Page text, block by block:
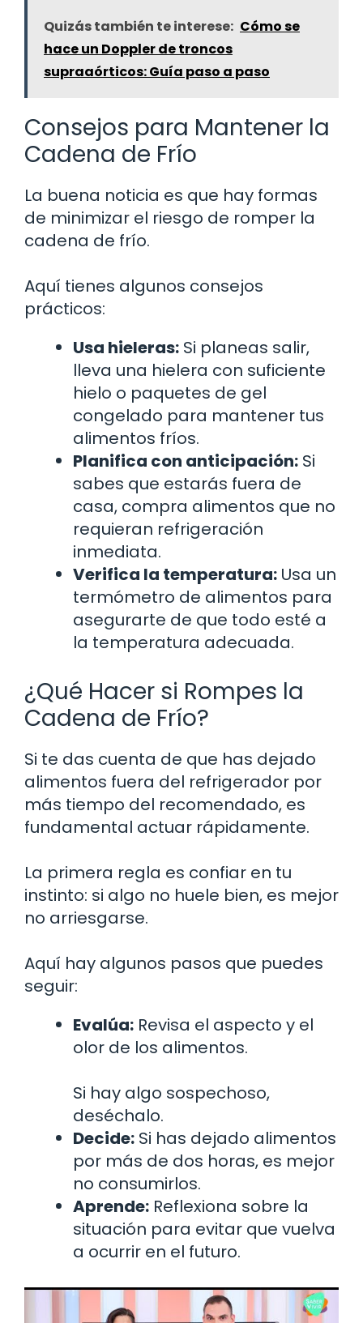
Quizás también te interese: Cómo se
hace un Doppler de troncos
supraaórticos: Guía paso a paso
Consejos para Mantener la
Cadena de Frío
La buena noticia es que hay formas
de minimizar el riesgo de romper la
cadena de frío.
Aquí tienes algunos consejos
prácticos:
Usa hieleras: Si planeas salir,
lleva una hielera con suficiente
hielo o paquetes de gel
congelado para mantener tus
alimentos fríos.
Planifica con anticipación: Si
sabes que estarás fuera de
casa, compra alimentos que no
requieran refrigeración
inmediata.
Verifica la temperatura: Usa un
termómetro de alimentos para
asegurarte de que todo esté a
la temperatura adecuada.
¿Qué Hacer si Rompes la
Cadena de Frío?
Si te das cuenta de que has dejado
alimentos fuera del refrigerador por
más tiempo del recomendado, es
fundamental actuar rápidamente.
La primera regla es confiar en tu
instinto: si algo no huele bien, es mejor
no arriesgarse.
Aquí hay algunos pasos que puedes
seguir:
Evalúa: Revisa el aspecto y el
olor de los alimentos.
Si hay algo sospechoso,
deséchalo.
Decide: Si has dejado alimentos
por más de dos horas, es mejor
no consumirlos.
Aprende: Reflexiona sobre la
situación para evitar que vuelva
a ocurrir en el futuro.